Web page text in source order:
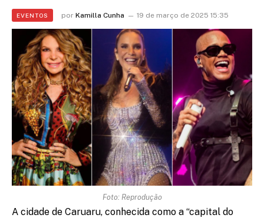
EVENTOS por Kamilla Cunha 19 de março de 2025 15:35
Foto: Reprodução
A cidade de Caruaru, conhecida como a “capital do